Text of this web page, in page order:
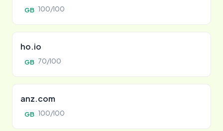
GB 100/100
ho.io
GB 70/100
anz.com
GB 100/100